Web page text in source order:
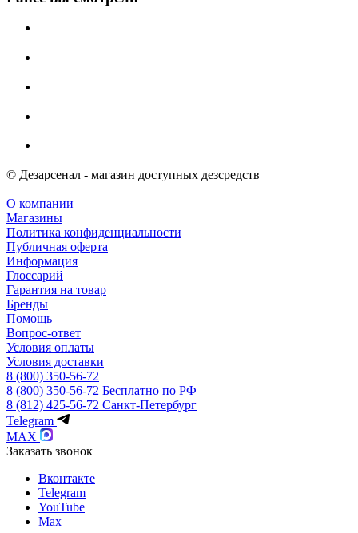
© Дезарсенал - магазин доступных дезсредств
О компании
Магазины
Политика конфиденциальности
Публичная оферта
Информация
Глоссарий
Гарантия на товар
Бренды
Помощь
Вопрос-ответ
Условия оплаты
Условия доставки
8 (800) 350-56-72
8 (800) 350-56-72 Бесплатно по РФ
8 (812) 425-56-72 Санкт-Петербург
Telegram
MAX
Заказать звонок
Вконтакте
Telegram
YouTube
Max